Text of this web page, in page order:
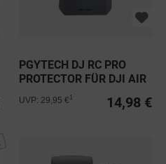
PGYTECH DJ RC PRO
PROTECTOR FÜR DJI AIR
14,98 €
UVP: 29,95 € 1